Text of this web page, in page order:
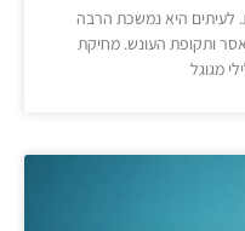
לעיתים היא נמשכת הרבה
ותקופת העונש. מחיקת
מגוגל